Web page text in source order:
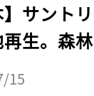
】サント
生。森
15